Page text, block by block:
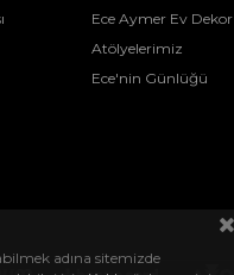
Ece Aymer Ev Dekor
Atölyelerimiz
Ece'nin Günlüğü
adına sitemizde